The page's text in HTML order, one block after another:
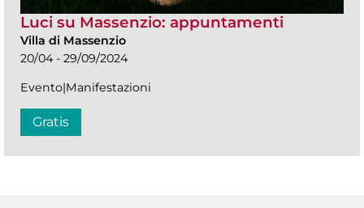
Luci su Massenzio: appuntamenti
Villa di Massenzio
20/04 - 29/09/2024
Evento|Manifestazioni
Gratis